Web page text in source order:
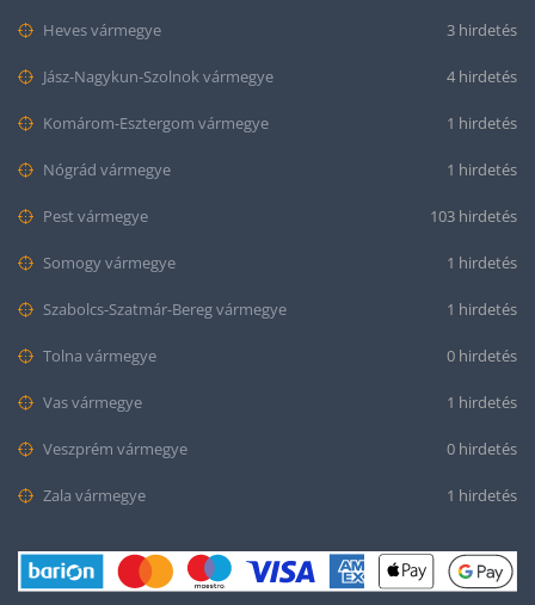
Heves vármegye 3 hirdetés
Jász-Nagykun-Szolnok vármegye 4 hirdetés
Komárom-Esztergom vármegye 1 hirdetés
Nógrád vármegye 1 hirdetés
Pest vármegye 103 hirdetés
Somogy vármegye 1 hirdetés
Szabolcs-Szatmár-Bereg vármegye 1 hirdetés
Tolna vármegye 0 hirdetés
Vas vármegye 1 hirdetés
Veszprém vármegye 0 hirdetés
Zala vármegye 1 hirdetés